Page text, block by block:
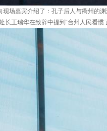
场嘉宾介绍了：孔子后人与衢州的
长王瑞华在致辞中提到“台州人民看